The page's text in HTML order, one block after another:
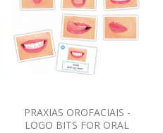
PRAXIAS OROFACIAIS -
LOGO BITS FOR ORAL